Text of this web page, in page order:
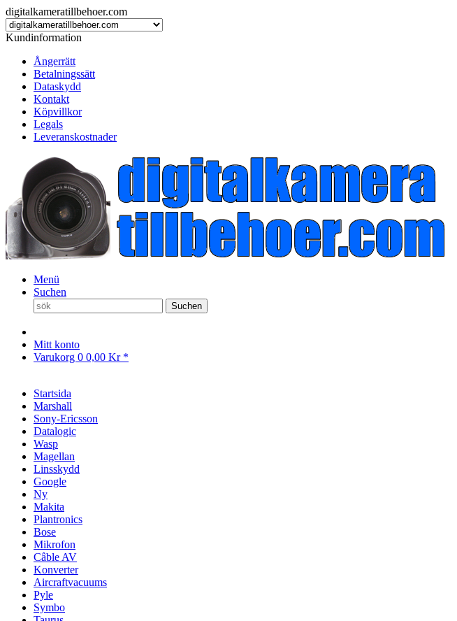
digitalkameratillbehoer.com
Kundinformation
Ångerrätt
Betalningssätt
Dataskydd
Kontakt
Köpvillkor
Legals
Leveranskostnader
Menü
Suchen
Suchen
Mitt konto
Varukorg 0 0,00 Kr *
Startsida
Marshall
Sony-Ericsson
Datalogic
Wasp
Magellan
Linsskydd
Google
Ny
Makita
Plantronics
Bose
Mikrofon
Câble AV
Konverter
Aircraftvacuums
Pyle
Symbo